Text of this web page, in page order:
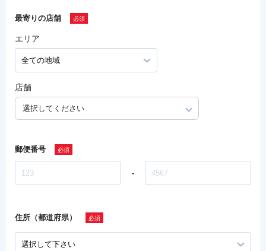
最寄りの店舗
エリア
店舗
選択してください
郵便番号
-
住所（都道府県）